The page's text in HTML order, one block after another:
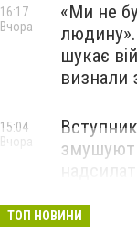
«Ми не
шукає
визнали
16:17
Вчора
до МОН
15:04
Вчора
ТОП НОВИНИ